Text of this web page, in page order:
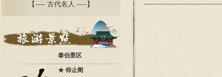
【---- 古代名人 ----】
泰伯景区
★ 仰止阁